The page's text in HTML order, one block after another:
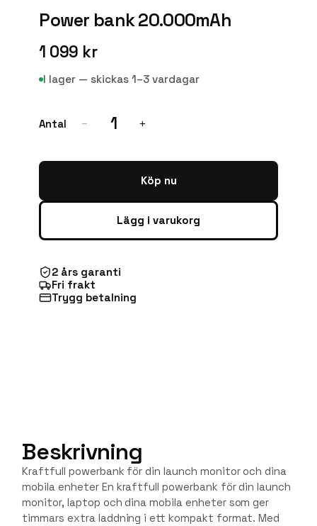
Power bank 20.000mAh
1 099 kr
I lager — skickas 1–3 vardagar
Antal − 1 +
Köp nu
Lägg i varukorg
2 års garanti
Fri frakt
Trygg betalning
Beskrivning
Kraftfull powerbank för din launch monitor och dina
mobila enheter En kraftfull powerbank för din launch
monitor, laptop och dina mobila enheter som ger
timmars extra laddning i ett kompakt format. Med